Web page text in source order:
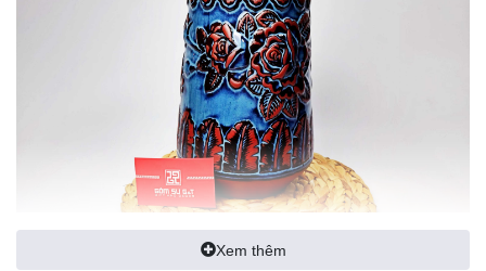
Xem thêm